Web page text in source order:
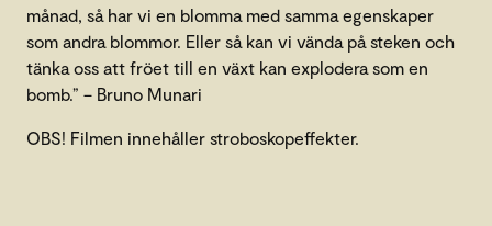
månad, så har vi en blomma med samma egenskaper
som andra blommor. Eller så kan vi vända på steken och
tänka oss att fröet till en växt kan explodera som en
bomb.” – Bruno Munari
OBS! Filmen innehåller stroboskopeffekter.